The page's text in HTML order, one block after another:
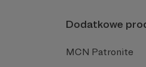
Dodatkowe
MCN Patronite